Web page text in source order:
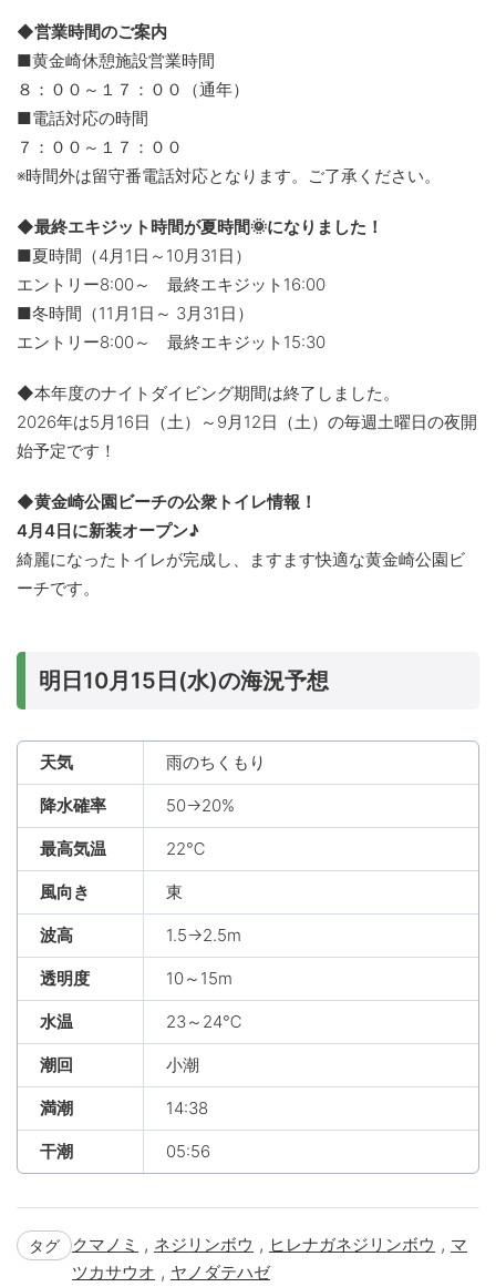
◆営業時間のご案内
■黄金崎休憩施設営業時間
８：００～１７：００（通年）
■電話対応の時間
７：００～１７：００
※時間外は留守番電話対応となります。ご了承ください。
◆最終エキジット時間が夏時間🌞になりました！
■夏時間（4月1日～10月31日）
エントリー8:00～ 最終エキジット16:00
■冬時間（11月1日～ 3月31日）
エントリー8:00～ 最終エキジット15:30
◆本年度のナイトダイビング期間は終了しました。
2026年は5月16日（土）～9月12日（土）の毎週土曜日の夜開
始予定です！
◆黄金崎公園ビーチの公衆トイレ情報！
4月4日に新装オープン♪
綺麗になったトイレが完成し、ますます快適な黄金崎公園ビ
ーチです。
明日10月15日(水)の海況予想
天気 雨のちくもり
降水確率 50→20%
最高気温 22℃
風向き 東
波高 1.5→2.5m
透明度 10～15m
水温 23～24℃
潮回 小潮
満潮 14:38
干潮 05:56
タグ クマノミ , ネジリンボウ , ヒレナガネジリンボウ , マ
ツカサウオ , ヤノダテハゼ